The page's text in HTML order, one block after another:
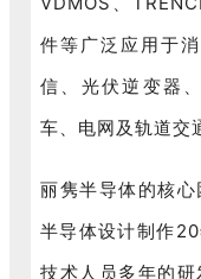
件等广泛应用于
信、光伏逆变器
车、电网及轨道交
丽隽半导体的核
半导体设计制作
技术人员多年的研